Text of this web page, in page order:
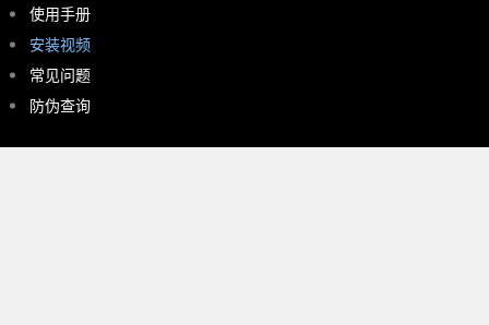
使用手册
安装视频
常见问题
防伪查询